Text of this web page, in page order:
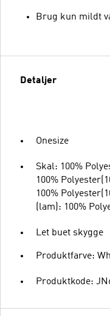
Brug kun mildt
Detaljer
Onesize
Skal: 100%
100%
100%
(lam): 100%
Let buet skygge
Produktfarve:
Produktkode: